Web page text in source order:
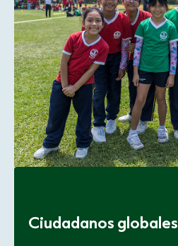
Ciudadanos globales